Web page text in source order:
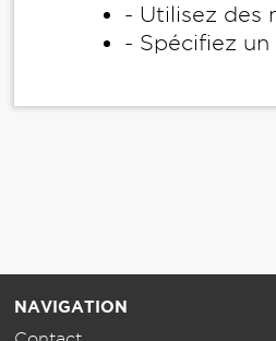
- Utilisez des
- Spécifiez
NAVIGATION